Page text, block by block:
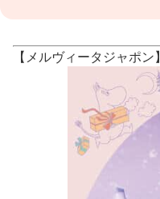
【メルヴィータジャポン】